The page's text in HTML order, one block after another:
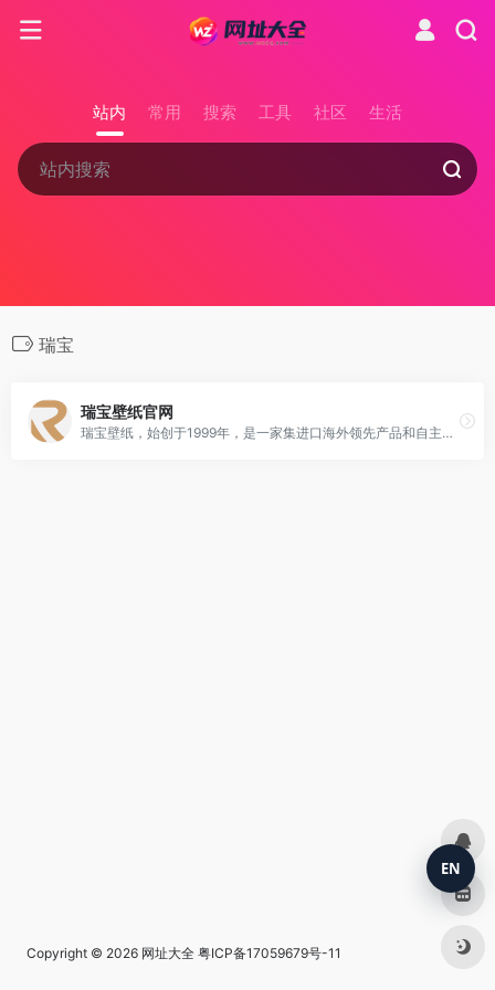
站内 常用 搜索 工具 社区 生活
瑞宝
瑞宝壁纸官网
瑞宝壁纸，始创于1999年，是一家集进口海外领先产品和自主研发生产于一身的壁纸品牌，致力于为中国家庭提供更优质、环保的时尚家居。
Copyright © 2026 网址大全 粤ICP备17059679号-11
EN